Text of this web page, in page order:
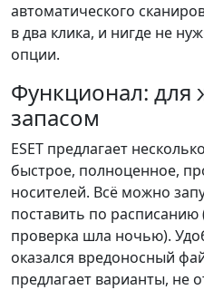
автоматического
в два клика, и нигде не
опции.
Функционал: для
запасом
ESET предлагает
быстрое, полноценное,
носителей. Всё можно
поставить по
проверка шла ночью).
оказался вредоносный
предлагает варианты, не